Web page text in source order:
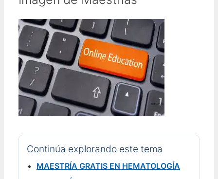
Continúa explorando este tema
MAESTRÍA GRATIS EN HEMATOLOGÍA